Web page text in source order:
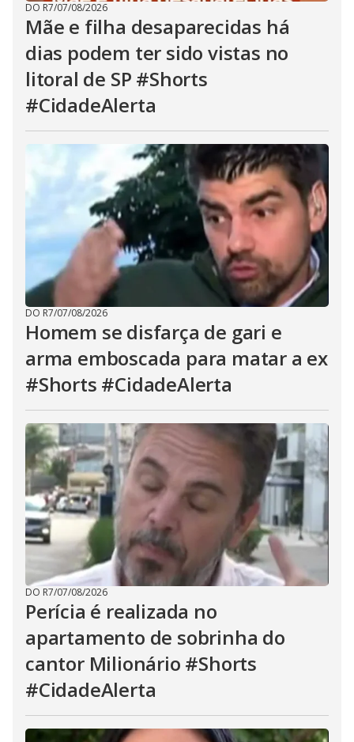
DO R7/07/08/2026
Mãe e filha desaparecidas há
dias podem ter sido vistas no
litoral de SP #Shorts
#CidadeAlerta
DO R7/07/08/2026
Homem se disfarça de gari e
arma emboscada para matar a ex
#Shorts #CidadeAlerta
DO R7/07/08/2026
Perícia é realizada no
apartamento de sobrinha do
cantor Milionário #Shorts
#CidadeAlerta